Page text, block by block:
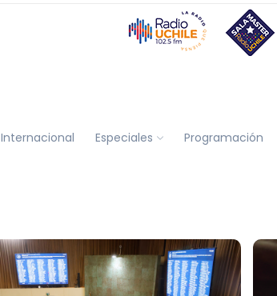
Internacional Especiales Programación